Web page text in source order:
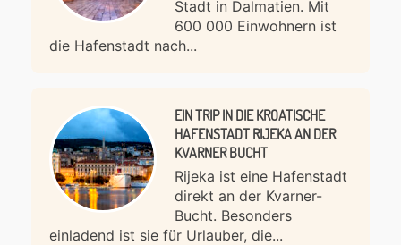
Stadt in Dalmatien. Mit
600 000 Einwohnern ist
die Hafenstadt nach...
EIN TRIP IN DIE KROATISCHE
HAFENSTADT RIJEKA AN DER
KVARNER BUCHT
Rijeka ist eine Hafenstadt
direkt an der Kvarner-
Bucht. Besonders
einladend ist sie für Urlauber, die...